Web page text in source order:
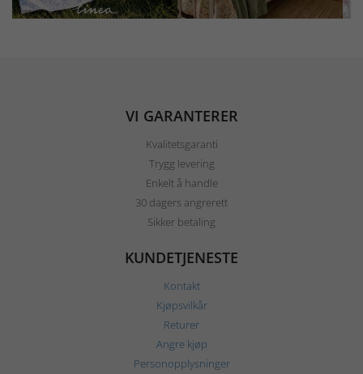
VI GARANTERER
Kvalitetsgaranti
Trygg levering
Enkelt å handle
30 dagers angrerett
Sikker betaling
KUNDETJENESTE
Kontakt
Kjøpsvilkår
Returer
Angre kjøp
Personopplysninger